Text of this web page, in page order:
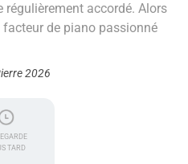
accordé. Alors
de piano passionné
2026
TARD